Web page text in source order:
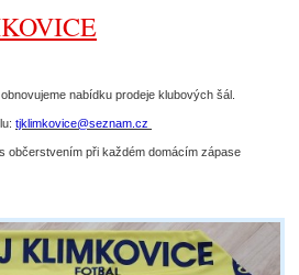
nabídku prodeje klubových šál.
tjklimkovice@seznam.cz
občerstvením při každém domácím zápase